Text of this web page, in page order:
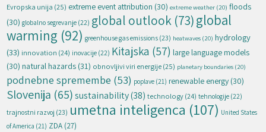
Evropska unija (25) extreme event attribution (30) extreme weather (20) floods
(30) globalno segrevanje (22) global outlook (73)global
warming (92) greenhouse gas emissions (23) heatwaves (20) hydrology
(33) innovation (24) inovacije (22) Kitajska (57) large language models
(30) natural hazards (31) obnovljivi viri energije(25) planetary boundaries (20)
podnebne spremembe (53) poplave (21) renewable energy (30)
Slovenija (65) sustainability(38) technology(24) tehnologije (22)
trajnostni razvoj (23) umetna inteligenca (107) United States
of America (21) ZDA (27)